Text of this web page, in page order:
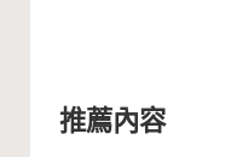
推薦內容